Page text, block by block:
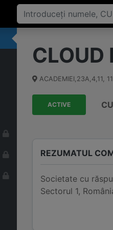
CLOUD
ACADEMIEI,23A,4,11,
ACTIVE
REZUMATUL
Societate cu
Sectorul 1,